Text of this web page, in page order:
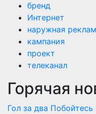
бренд
Интернет
наружная
кампания
проект
телеканал
Горячая
Гол за два Побойтесь